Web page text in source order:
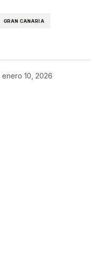
GRAN CANARIA
enero 10, 2026